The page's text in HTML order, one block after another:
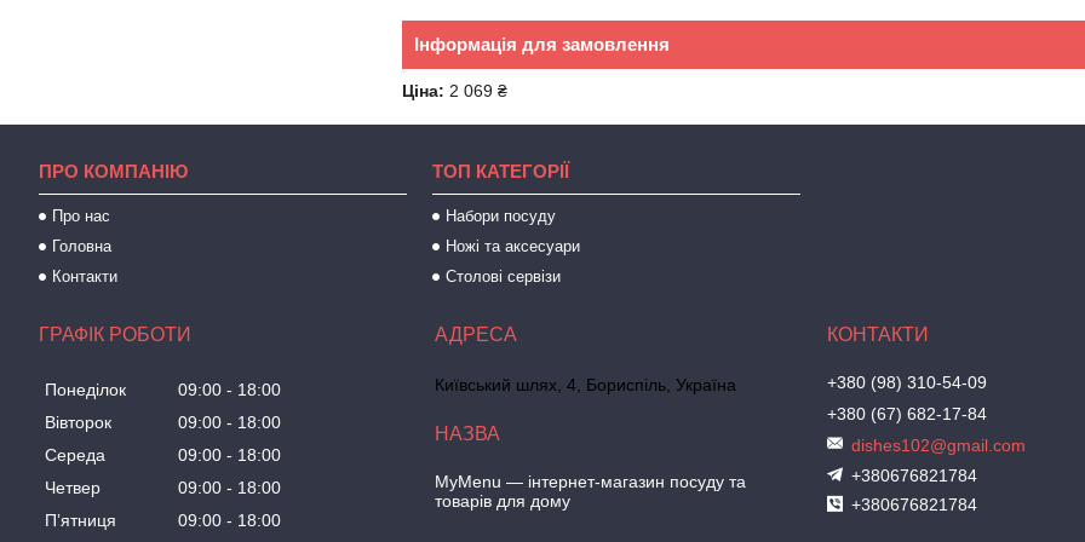
Інформація для замовлення
Ціна: 2 069 ₴
ПРО КОМПАНІЮ
Про нас
Головна
Контакти
ТОП КАТЕГОРІЇ
Набори посуду
Ножі та аксесуари
Столові сервізи
ГРАФІК РОБОТИ
Понеділок 09:00
18:00
Вівторок
09:00
18:00
Середа
09:00
18:00
Четвер
09:00
18:00
Пʼятниця
09:00 18:00
Київський шлях, 4, Бориспіль, Україна
MyMenu — інтернет-магазин посуду та
товарів для дому
+380 (98) 310-54-09
+380 (67) 682-17-84
dishes102@gmail.com
+380676821784
+380676821784